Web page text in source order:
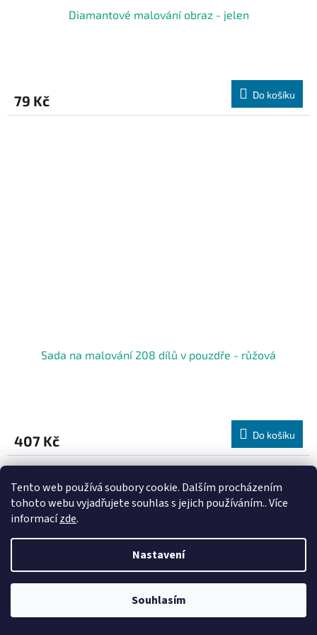
Tento web používá soubory cookie. Dalším procházením
tohoto webu vyjadřujete souhlas s jejich používáním.. Více
informacízde.
Nastavení
Souhlasím
Diamantové malování obraz - jelen
79 Kč Do košíku
Sada na malování 208 dílů v pouzdře - růžová
407 Kč Do košíku